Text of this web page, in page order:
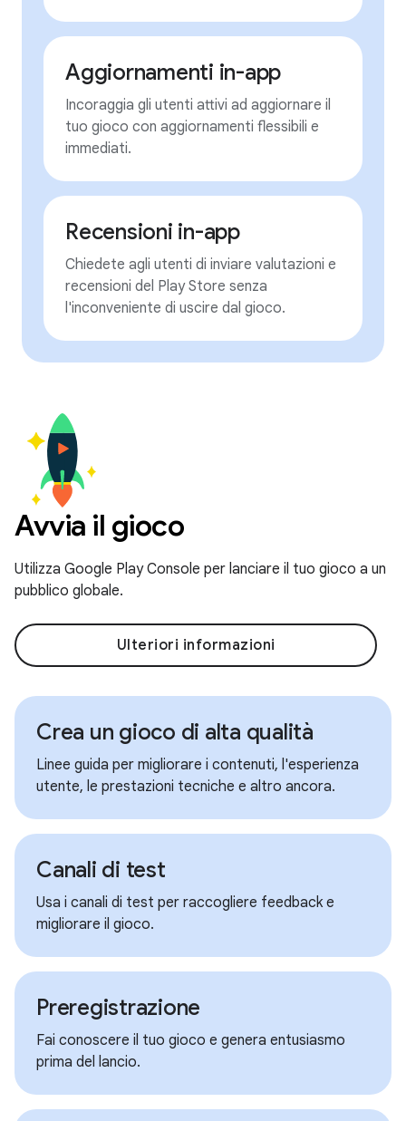
Aggiornamenti in-app
Incoraggia gli utenti attivi ad aggiornare il
tuo gioco con aggiornamenti flessibili e
immediati.
Recensioni in-app
Chiedete agli utenti di inviare valutazioni e
recensioni del Play Store senza
l'inconveniente di uscire dal gioco.
Avvia il gioco
Utilizza Google Play Console per lanciare il tuo gioco a un
pubblico globale.
Ulteriori informazioni
Crea un gioco di alta qualità
Linee guida per migliorare i contenuti, l'esperienza
utente, le prestazioni tecniche e altro ancora.
Canali di test
Usa i canali di test per raccogliere feedback e
migliorare il gioco.
Preregistrazione
Fai conoscere il tuo gioco e genera entusiasmo
prima del lancio.